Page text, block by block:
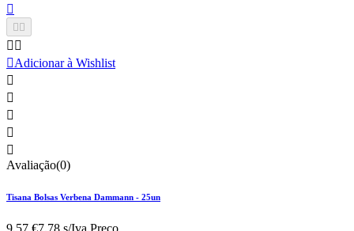

 
 
Adicionar à Wishlist





Avaliação(0)
Tisana Bolsas Verbena Dammann - 25un
9,57 €7.78 s/Iva.Preço